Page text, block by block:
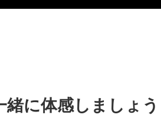
緒に体感しましょ